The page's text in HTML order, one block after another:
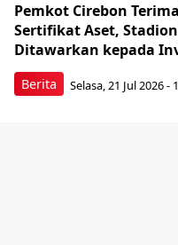
Berita
Pemkot Cirebon
Sertifikat Aset,
Ditawarkan kepada
Selasa, 21 Jul 2026 -